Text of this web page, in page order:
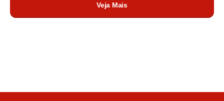
Veja Mais